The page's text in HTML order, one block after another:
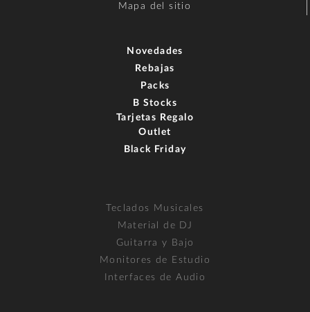
Mapa del sitio
Novedades
Rebajas
Packs
B Stocks
Tarjetas Regalo
Outlet
Black Friday
Teclados Musicales
Material de DJ
Guitarra y Bajo
Monitores de Estudio
Interfaces de Audio